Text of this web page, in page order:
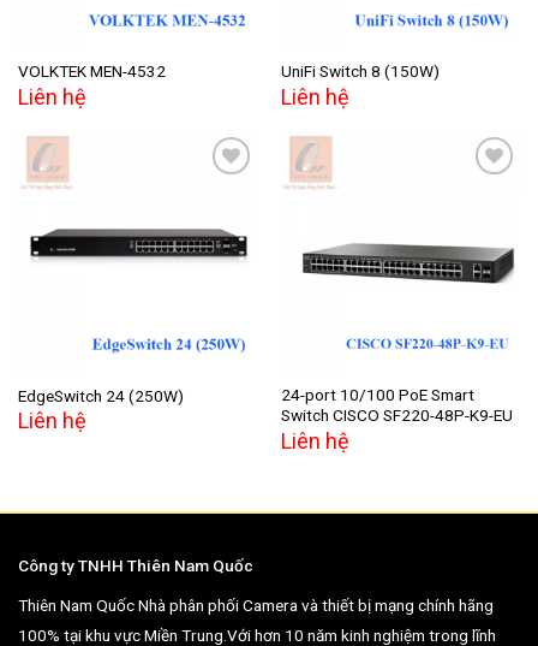
VOLKTEK MEN-4532
Liên hệ
UniFi Switch 8 (150W)
Liên hệ
Add to
wishlist
EdgeSwitch 24 (250W)
Liên hệ
wishlist
24-port 10/100 PoE Smart
Switch CISCO SF220-48P-K9-EU
Liên hệ
Công ty TNHH Thiên Nam Quốc
Thiên Nam Quốc Nhà phân phối Camera và thiết bị mạng chính hãng
100% tại khu vực Miền Trung.Với hơn 10 năm kinh nghiệm trong lĩnh